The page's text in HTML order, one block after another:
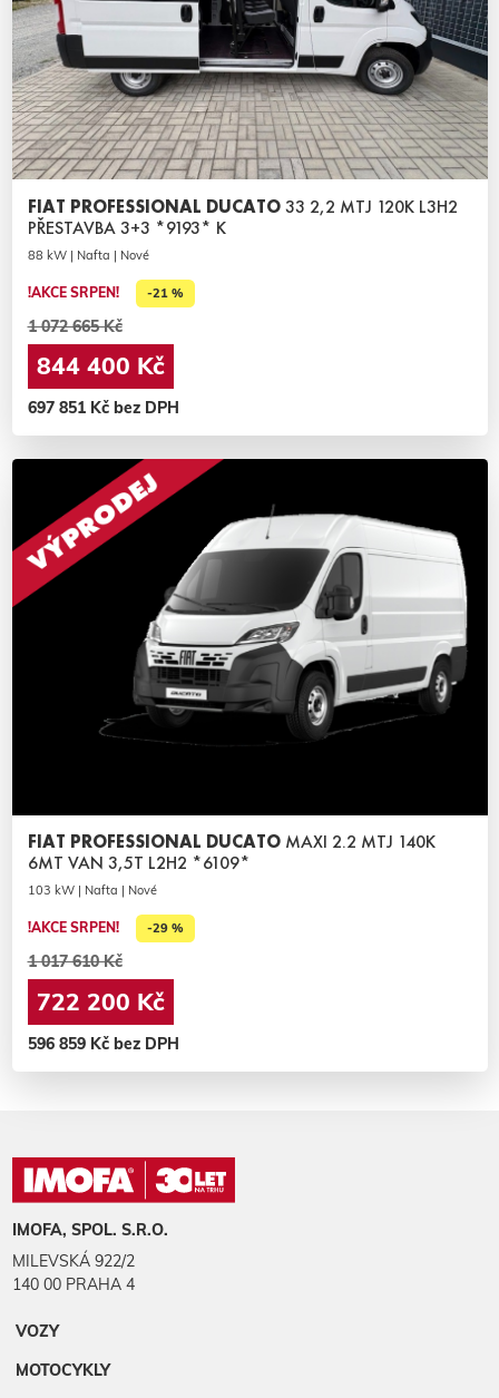
FIAT PROFESSIONAL DUCATO33 2,2 MTJ 120K L3H2
PŘESTAVBA 3+3 *9193* K
88 kW | Nafta | Nové
!AKCE SRPEN! -21 %
1 072 665 Kč
844 400 Kč
697 851 Kč bez DPH
FIAT PROFESSIONAL DUCATO MAXI 2.2 MTJ 140K
6MT VAN 3,5T L2H2 *6109*
103 kW | Nafta | Nové
!AKCE SRPEN! -29 %
1 017 610 Kč
722 200 Kč
596 859 Kč bez DPH
IMOFA, SPOL. S.R.O.
MILEVSKÁ 922/2
140 00 PRAHA 4
VOZY
MOTOCYKLY